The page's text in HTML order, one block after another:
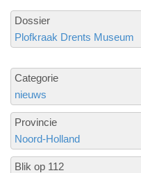
Dossier
Plofkraak Drents Museum
Categorie
nieuws
Provincie
Noord-Holland
Blik op 112